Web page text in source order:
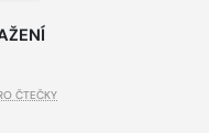
ČTEČKY